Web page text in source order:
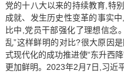
党的十八大以来的持续教育,特
成就、发生历史性变革的事实中
比中,党员干部强化了理想信念
乱”这样鲜明的对比?很大原因
式现代化的成功推进使“东升西
更加鲜明。2023年2月7日,习近